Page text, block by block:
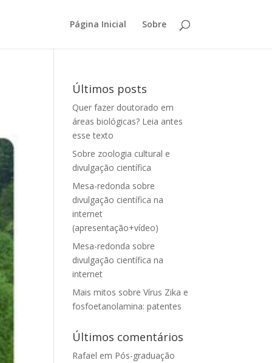
Página Inicial Sobre
Últimos posts
Quer fazer doutorado em
áreas biológicas? Leia antes
esse texto
Sobre zoologia cultural e
divulgação científica
Mesa-redonda sobre
divulgação científica na
internet
(apresentação+vídeo)
Mesa-redonda sobre
divulgação científica na
internet
Mais mitos sobre Vírus Zika e
fosfoetanolamina: patentes
Últimos comentários
Rafael em Pós-graduação